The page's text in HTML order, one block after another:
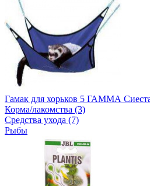
Гамак для хорьков 5 ГАММА
Корма/лакомства (3)
Средства ухода (7)
Рыбы